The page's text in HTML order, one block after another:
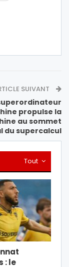
SUIVANT
propulse la
au sommet
du supercalcul
Tout
: le